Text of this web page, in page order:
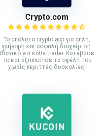
Crypto.com
Το απόλυτο crypto app για απλή,
γρήγορη και ασφαλή διαχείριση.
Ιδανικό για κάθε trader. Κατέβασε
το και αξιοποίησε τα οφέλη του
χωρίς περιττές δυσκολίες!